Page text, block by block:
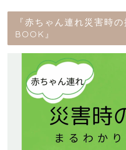
『赤ちゃん連れ災害時
BOOK』